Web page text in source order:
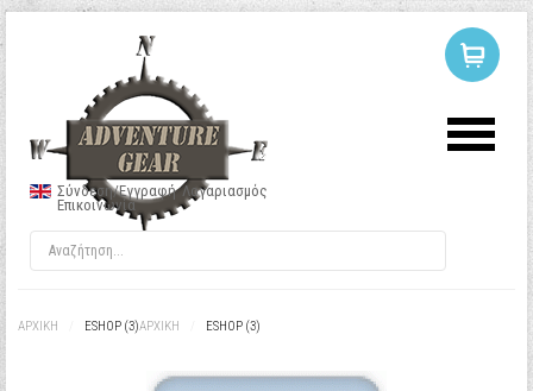
Σύνδεση/Εγγραφή Λογαριασμός
Επικοινωνία
ΑΡΧΙΚΉ ESHOP (3)ΑΡΧΙΚΉ ESHOP (3)
ΣΥΝΔΕΣΗ
Κωδικός